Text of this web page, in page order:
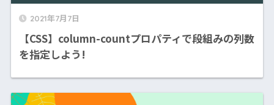
2021年7月7日
【CSS】column-countプロパティで段組みの列数
を指定しよう!